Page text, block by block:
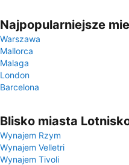
Najpopularniejsze
Warszawa
Mallorca
Malaga
London
Barcelona
Blisko miasta
Wynajem Rzym
Wynajem Velletri
Wynajem Tivoli